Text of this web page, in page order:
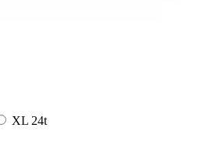
XL 24t